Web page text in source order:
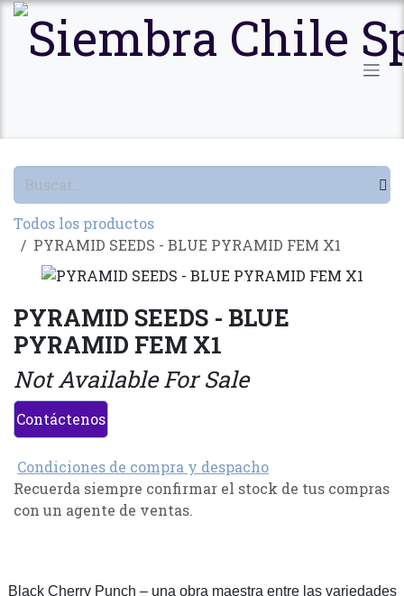
Ir al contenido
Todos los productos
PYRAMID SEEDS - BLUE PYRAMID FEM X1
PYRAMID SEEDS - BLUE
PYRAMID FEM X1
Not Available For Sale
Contáctenos
Condiciones de compra y despacho
Recuerda siempre confirmar el stock de tus compras
con un agente de ventas.
Black Cherry Punch – una obra maestra entre las variedades